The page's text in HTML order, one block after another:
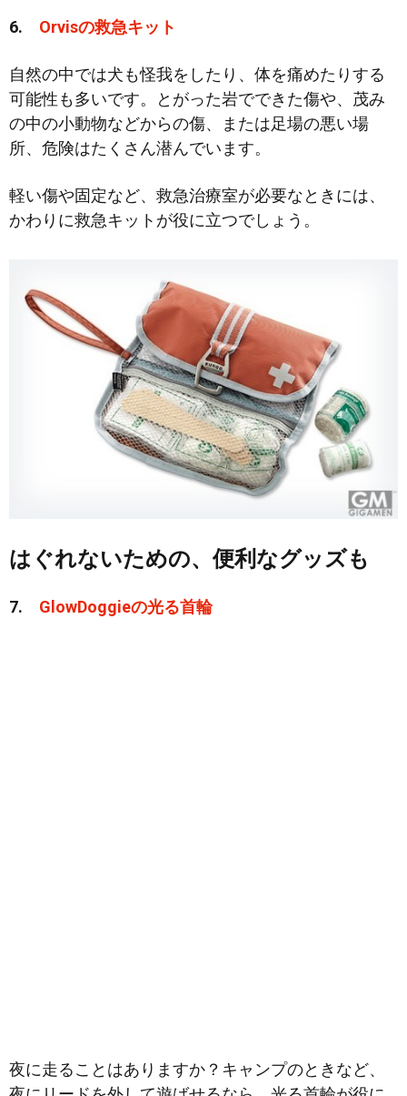
6. Orvisの救急キット
自然の中では犬も怪我をしたり、体を痛めたりする
可能性も多いです。とがった岩でできた傷や、茂み
の中の小動物などからの傷、または足場の悪い場
所、危険はたくさん潜んでいます。
軽い傷や固定など、救急治療室が必要なときには、
かわりに救急キットが役に立つでしょう。
はぐれないための、便利なグッズも
7. GlowDoggieの光る首輪
夜に走ることはありますか？キャンプのときなど、